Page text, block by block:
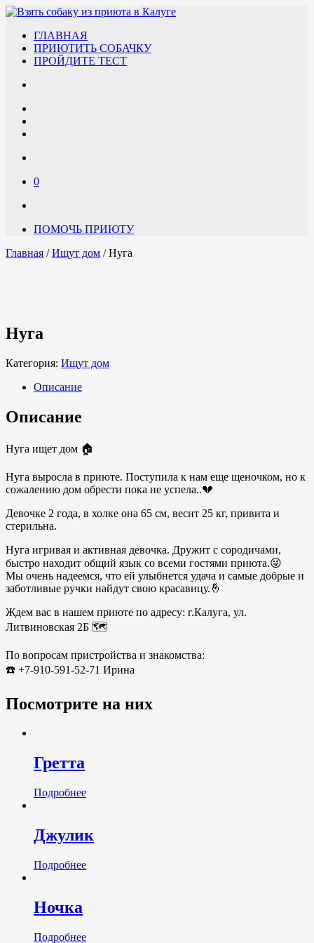
ГЛАВНАЯ
ПРИЮТИТЬ СОБАЧКУ
ПРОЙДИТЕ ТЕСТ
0
ПОМОЧЬ ПРИЮТУ
Главная /Ищут дом / Нуга
Нуга
Категория: Ищут дом
Описание
Описание
Нуга ищет дом 🏠
Нуга выросла в приюте. Поступила к нам еще щеночком, но к
сожалению дом обрести пока не успела..💔
Девочке 2 года, в холке она 65 см, весит 25 кг, привита и
стерильна.
Нуга игривая и активная девочка. Дружит с сородичами,
быстро находит общий язык со всеми гостями приюта.😜
Мы очень надеемся, что ей улыбнется удача и самые добрые и
заботливые ручки найдут свою красавицу.🤞
Ждем вас в нашем приюте по адресу: г.Калуга, ул.
Литвиновская 2Б 🗺️
По вопросам пристройства и знакомства:
☎️ +7-910-591-52-71 Ирина
Посмотрите на них
Гретта
Подробнее
Джулик
Подробнее
Ночка
Подробнее